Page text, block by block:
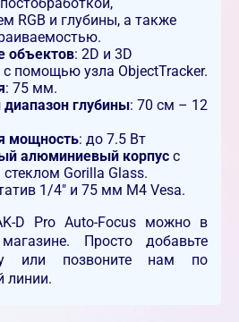
RGB и глубины, а также
объектов: 2D и 3D
помощью узла ObjectTracker.
: 75 мм.
глубины: 70 см – 12
мощность: до 7.5 Вт
алюминиевый корпус с
Gorilla Glass.
1/4" и 75 мм M4 Vesa.
D Pro Auto-Focus можно в
Просто добавьте
или позвоните нам по
линии.